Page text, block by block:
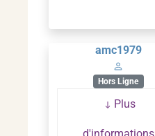
amc1979
Hors Ligne
Plus